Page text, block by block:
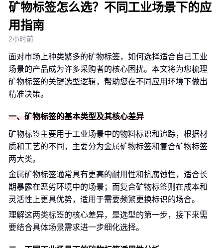
矿物标签怎么选？不同工业场景下的应
用指南
2小时前
面对市场上种类繁多的矿物标签，如何选择适合自己工业
场景的产品成为许多采购者的核心困扰。本文将为您梳理
矿物标签的关键选型逻辑，帮助您在不同应用环境下做出
精准决策。
一、矿物标签的基本类型及其核心差异
矿物标签主要用于工业场景中的物料标识和追踪，根据材
质和工艺的不同，主要分为金属矿物标签和复合矿物标签
两大类。
金属矿物标签通常具有更高的耐用性和抗腐蚀性，适合长
期暴露在恶劣环境中的场景；而复合矿物标签则在成本和
灵活性上更具优势，适用于需要频繁更换标识的场合。
理解这两类标签的核心差异，是选型的第一步，接下来需
要结合具体场景需求进一步细化选择。